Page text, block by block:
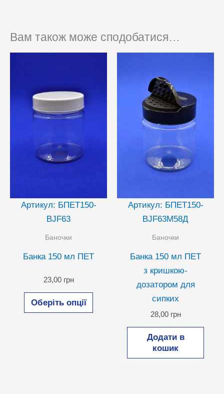
Вам також може сподобатися…
Артикул: БПЕТ150-
BJF63
Баночки
Банка 150 мл ПЕТ
23,00 грн
Оберіть опції
Цей
Артикул: БПЕТ150-
BJF63М58Д
Баночки
Банка 150 мл ПЕТ
з кришкою-
дозатором для
сипких
28,00 грн
Додати в
кошик